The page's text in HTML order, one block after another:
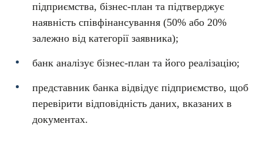
підприємства, бізнес-план та підтверджує
наявність співфінансування (50% або 20%
залежно від категорії заявника);
банк аналізує бізнес-план та його реалізацію;
представник банка відвідує підприємство, щоб
перевірити відповідність даних, вказаних в
документах.